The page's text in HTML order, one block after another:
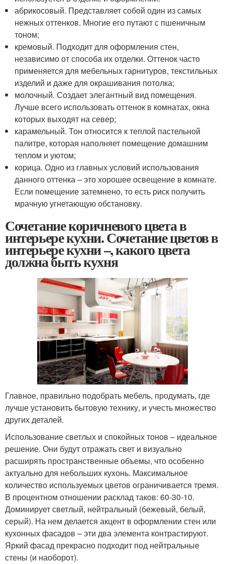
абрикосовый. Представляет собой один из самых
нежных оттенков. Многие его путают с пшеничным
тоном;
кремовый. Подходит для оформления стен,
независимо от способа их отделки. Оттенок часто
применяется для мебельных гарнитуров, текстильных
изделий и даже для окрашивания потолка;
молочный. Создает элегантный вид помещения.
Лучше всего использовать оттенок в комнатах, окна
которых выходят на север;
карамельный. Тон относится к теплой пастельной
палитре, которая наполняет помещение домашним
теплом и уютом;
корица. Одно из главных условий использования
данного оттенка – это хорошее освещение в комнате.
Если помещение затемнено, то есть риск получить
мрачную угнетающую обстановку.
Сочетание коричневого цвета в
интерьере кухни. Сочетание цветов в
интерьере кухни –, какого цвета
должна быть кухня
Главное, правильно подобрать мебель, продумать, где
лучше установить бытовую технику, и учесть множество
других деталей.
Использование светлых и спокойных тонов – идеальное
решение. Они будут отражать свет и визуально
расширять пространственные объемы, что особенно
актуально для небольших кухонь. Максимальное
количество используемых цветов ограничивается тремя.
В процентном отношении расклад таков: 60-30-10.
Доминирует светлый, нейтральный (бежевый, белый,
серый). На нем делается акцент в оформлении стен или
кухонных фасадов – эти два элемента контрастируют.
Яркий фасад прекрасно подходит под нейтральные
стены (и наоборот).